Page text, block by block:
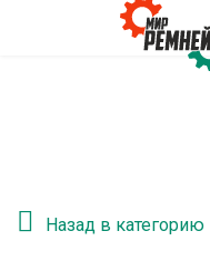
Назад в категорию